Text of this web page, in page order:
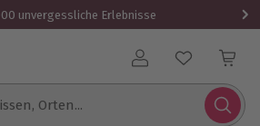
unvergessliche Erlebnisse
Benutzerkonto
Orten...